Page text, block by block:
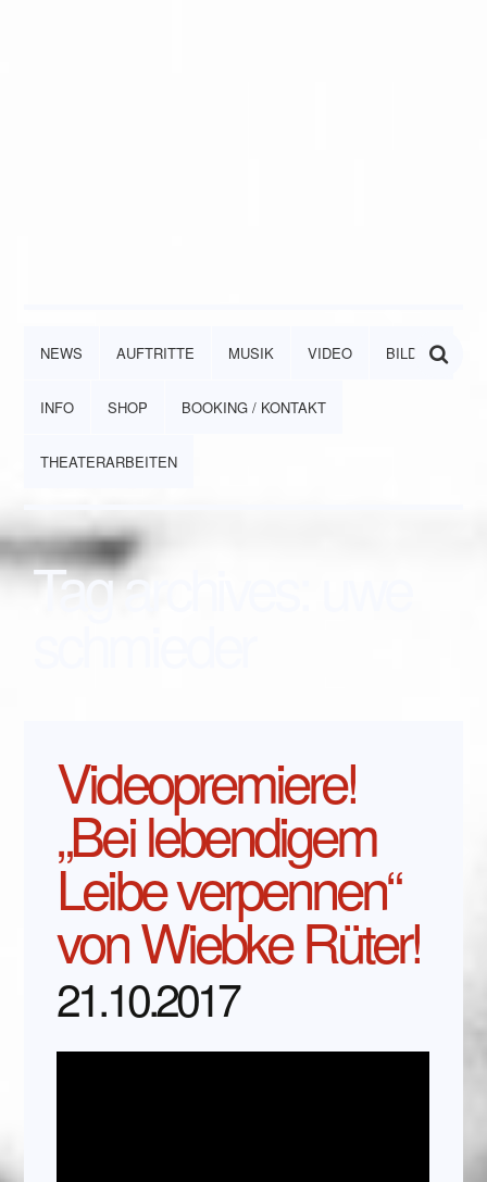
NEWS AUFTRITTE MUSIK VIDEO BILDER
INFO SHOP BOOKING / KONTAKT
THEATERARBEITEN
Tag archives:
Videopremiere!
„Bei lebendigem
Leibe verpennen“
von Wiebke Rüter!
21.10.2017